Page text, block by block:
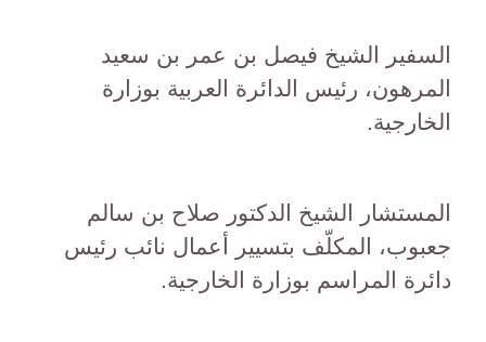
السفير الشيخ فيصل بن عمر بن سعيد
المرهون، رئيس الدائرة العربية بوزارة
الخارجية.
المستشار الشيخ الدكتور صلاح بن سالم
جعبوب، المكلّف بتسيير أعمال نائب رئيس
دائرة المراسم بوزارة الخارجية.